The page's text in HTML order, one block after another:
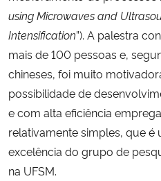
using Microwaves and
Intensification”). A palestra
mais de 100 pessoas e,
chineses, foi muito
possibilidade de
e com alta eficiência
relativamente simples, que é
excelência do grupo de
na UFSM.